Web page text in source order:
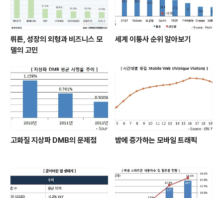
뤼튼, 성장의 외형과 비즈니스 모
델의 고민
세계 이통사 순위 알아보기
고화질 지상파 DMB의 문제점 밤에 증가하는 모바일 트래픽